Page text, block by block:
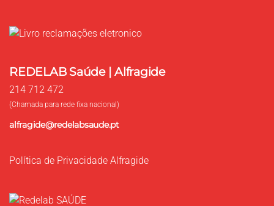
REDELAB Saúde | Alfragide
214 712 472
(Chamada para rede fixa nacional)
alfragide@redelabsaude.pt
Política de Privacidade Alfragide